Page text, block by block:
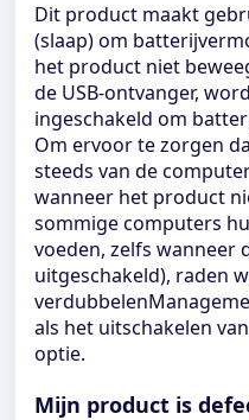
Dit product maakt
(slaap) om
het product niet
de USB-ontvanger,
ingeschakeld om
Om ervoor te zorgen
steeds van de
wanneer het product
sommige computers
voeden, zelfs wanneer
uitgeschakeld), raden
als het uitschakelen
optie.
Mijn product is